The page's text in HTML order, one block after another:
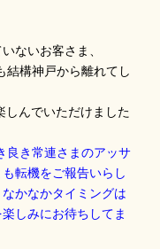
ないお客さま、
結構神戸から離れてし
しんでいただけました
き常連さまのアッサ
転機をご報告いらし
かなかタイミングは
しみにお待ちしてま